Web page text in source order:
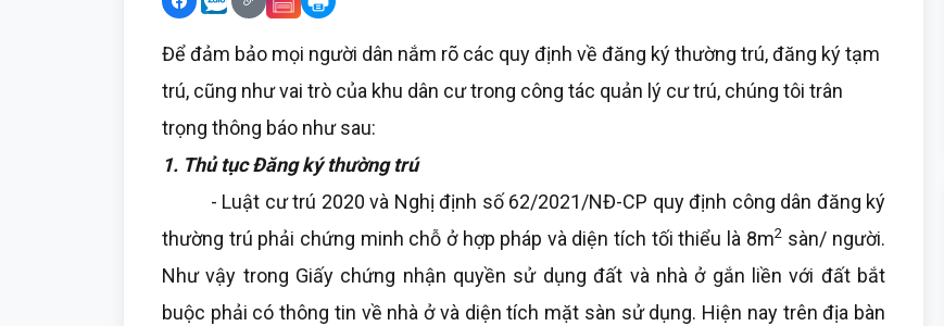
Để đảm bảo mọi người dân nắm rõ các quy định về đăng ký thường trú, đăng ký tạm
trú, cũng như vai trò của khu dân cư trong công tác quản lý cư trú, chúng tôi trân
trọng thông báo như sau:
1. Thủ tục Đăng ký thường trú
- Luật cư trú 2020 và Nghị định số 62/2021/NĐ-CP quy định công dân đăng ký
thường trú phải chứng minh chỗ ở hợp pháp và diện tích tối thiểu là 8m2 sàn/ người.
Như vậy trong Giấy chứng nhận quyền sử dụng đất và nhà ở gắn liền với đất bắt
buộc phải có thông tin về nhà ở và diện tích mặt sàn sử dụng. Hiện nay trên địa bàn